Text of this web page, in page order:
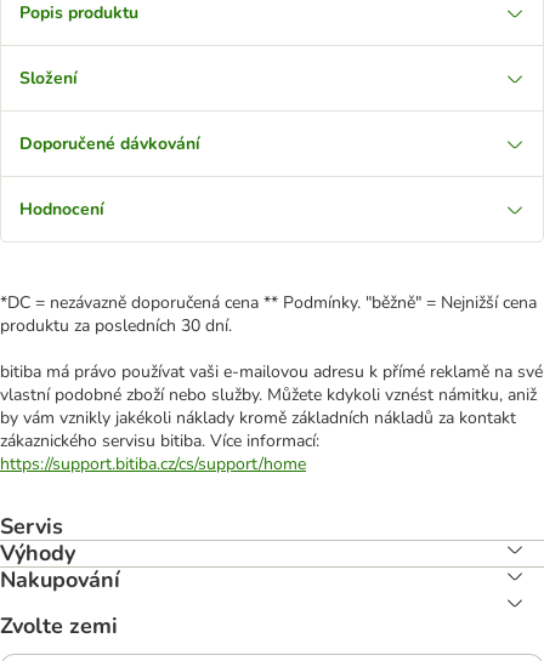
Popis produktu
Složení
Doporučené dávkování
Hodnocení
*DC = nezávazně doporučená cena ** Podmínky. "běžně" = Nejnižší cena
produktu za posledních 30 dní.
bitiba má právo používat vaši e-mailovou adresu k přímé reklamě na své
vlastní podobné zboží nebo služby. Můžete kdykoli vznést námitku, aniž
by vám vznikly jakékoli náklady kromě základních nákladů za kontakt
zákaznického servisu bitiba. Více informací:
https://support.bitiba.cz/cs/support/home
Servis
Výhody
Nakupování
Zvolte zemi